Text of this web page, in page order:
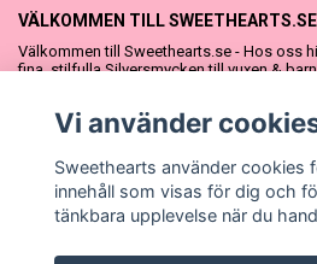
VÄLKOMMEN TILL SWEETHEARTS.SE
Välkommen till Sweethearts.se - Hos oss
fina, stilfulla Silversmycken till vuxen &
vår söta Sweethearts kolllektion med
Vi använder
Sweethearts använder cookies
innehåll som visas för dig och
tänkbara upplevelse när du